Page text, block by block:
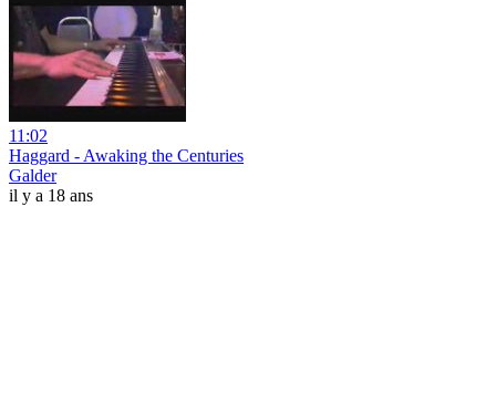
11:02
Haggard - Awaking the Centuries
Galder
il y a 18 ans